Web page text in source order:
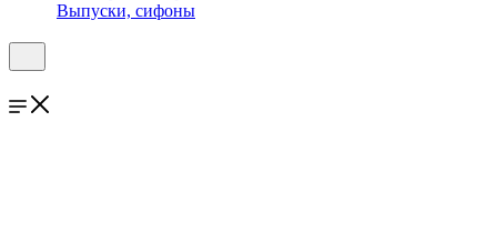
Выпуски, сифоны